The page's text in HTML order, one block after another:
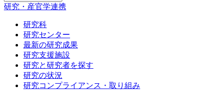
研究・産官学連携
研究科
研究センター
最新の研究成果
研究支援施設
研究と研究者を探す
研究の状況
研究コンプライアンス・取り組み